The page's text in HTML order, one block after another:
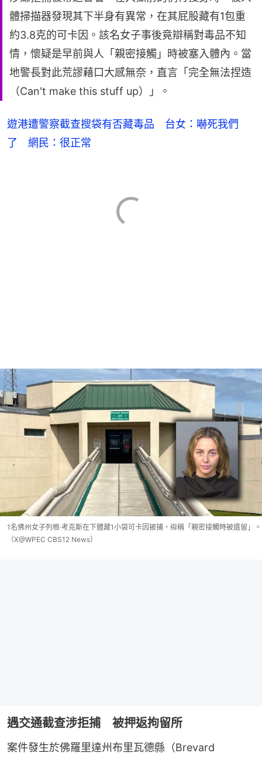
體掃描器發現其下半身有異常，在其屁股藏有1包重
約3.8克的可卡因。該名女子事後竟辯稱對毒品不知
情，懷疑是早前與人「親密接觸」時被塞入體內。當
地警長對此荒謬藉口大感無奈，直言「完全無法捏造
（Can't make this stuff up）」。
遊港遭警察截查搜袋有否藏毒品 台女：嚇死我們
了 網民：很正常
1名佛州女子列根·考克斯在下體藏1小袋可卡因被捕，辯稱「親密接觸時被遺留」。
（X@WPEC CBS12 News）
遇交通截查涉拒捕 被押返拘留所
案件發生於佛羅里達州布里瓦德縣（Brevard